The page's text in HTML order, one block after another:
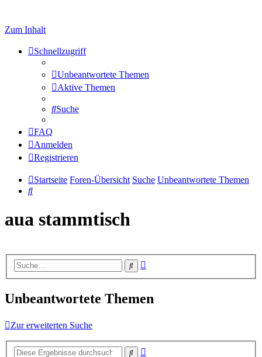
Zum Inhalt
Schnellzugriff
Unbeantwortete Themen
Aktive Themen
Suche
FAQ
Anmelden
Registrieren
Startseite Foren-Übersicht Suche Unbeantwortete Themen
Suche
aua stammtisch
Suche
Unbeantwortete Themen
Zur erweiterten Suche
Suche